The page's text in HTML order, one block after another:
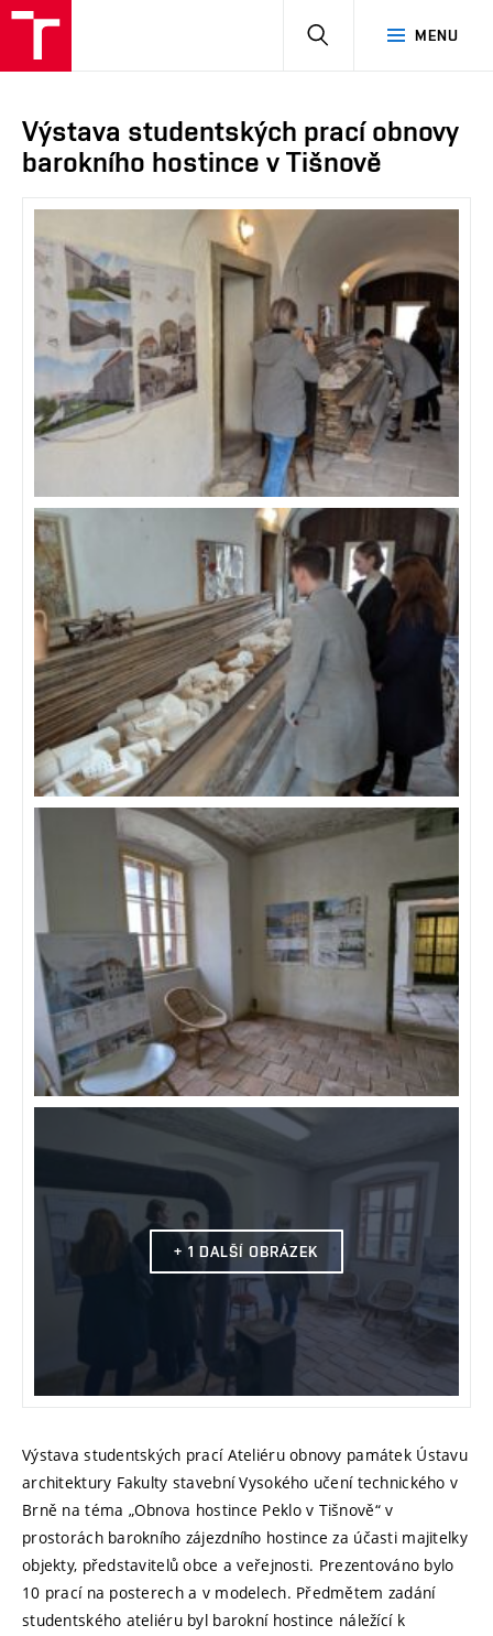
MENU
Výstava studentských prací obnovy
barokního hostince v Tišnově
+ 1 DALŠÍ OBRÁZEK
Výstava studentských prací Ateliéru obnovy památek Ústavu
architektury Fakulty stavební Vysokého učení technického v
Brně na téma „Obnova hostince Peklo v Tišnově“ v
prostorách barokního zájezdního hostince za účasti majitelky
objekty, představitelů obce a veřejnosti. Prezentováno bylo
10 prací na posterech a v modelech. Předmětem zadání
studentského ateliéru byl barokní hostince náležící k